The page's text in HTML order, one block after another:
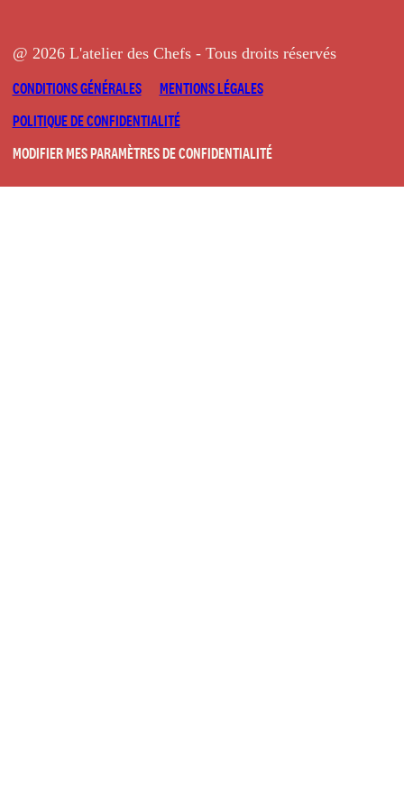
@ 2026 L'atelier des Chefs - Tous droits réservés
CONDITIONS GÉNÉRALES
MENTIONS LÉGALES
POLITIQUE DE CONFIDENTIALITÉ
MODIFIER MES PARAMÈTRES DE CONFIDENTIALITÉ